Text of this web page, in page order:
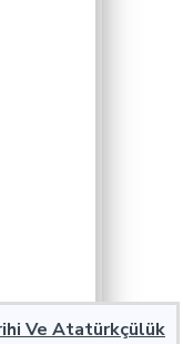
Ve Atatürkçülük